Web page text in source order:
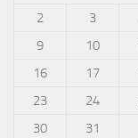
2
3
9
10
16
17
23
24
30
31